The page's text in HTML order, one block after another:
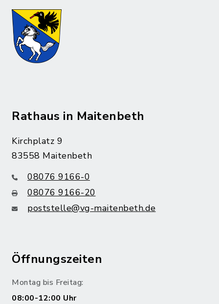
Rathaus in Maitenbeth
Kirchplatz 9
83558 Maitenbeth
08076 9166-0
08076 9166-20
poststelle@vg-maitenbeth.de
Öffnungszeiten
Montag bis Freitag:
08:00-12:00 Uhr